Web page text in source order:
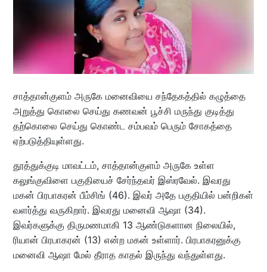
சாத்தான்குளம் அருகே மனைவியை சந்தேகத்தில் கழுத்தை
அறுத்து கொலை செய்து கணவன் பூச்சி மருந்து குடித்து
தற்கொலை செய்து கொண்ட சம்பவம் பெரும் சோகத்தை
ஏற்படுத்தியுள்ளது.
தூத்துக்குடி மாவட்டம், சாத்தான்குளம் அருகே உள்ள
கலுங்குவிளை பகுதியைச் சேர்ந்தவர் இஸ்ரவேல். இவரது
மகன் பிரபாகரன் பீம்சிங் (46). இவர் அதே பகுதியில் பன்றிகள்
வளர்த்து வருகிறார். இவரது மனைவி ஆஷா (34).
இவர்களுக்கு திருமணமாகி 13 ஆண்டுகளான நிலையில்,
ரியான் பிரபாகரன் (13) என்ற மகன் உள்ளார். பிரபாகரனுக்கு
மனைவி ஆஷா மேல் தீராத காதல் இருந்து வந்துள்ளது.